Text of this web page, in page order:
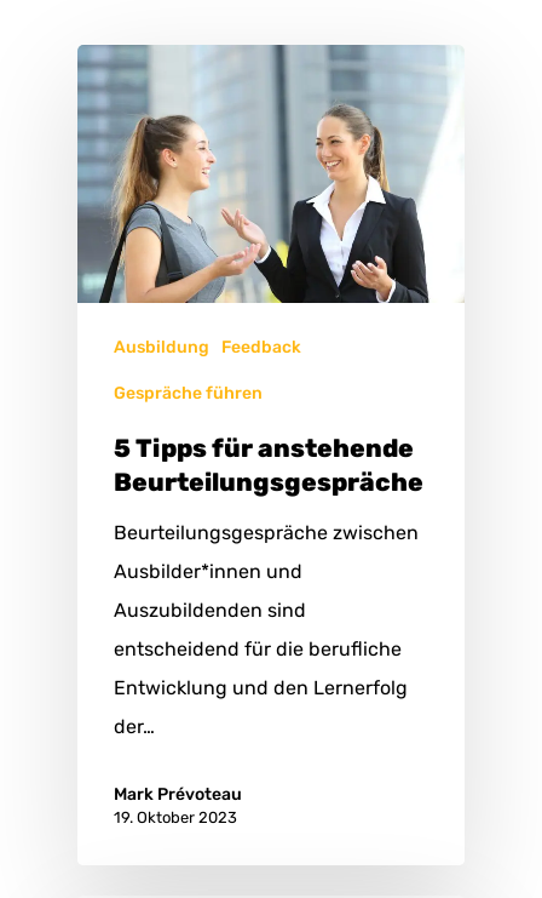
Ausbildung Feedback
Gespräche führen
5 Tipps für anstehende
Beurteilungsgespräche
Beurteilungsgespräche zwischen
Ausbilder*innen und
Auszubildenden sind
entscheidend für die berufliche
Entwicklung und den Lernerfolg
der…
Mark Prévoteau
19. Oktober 2023